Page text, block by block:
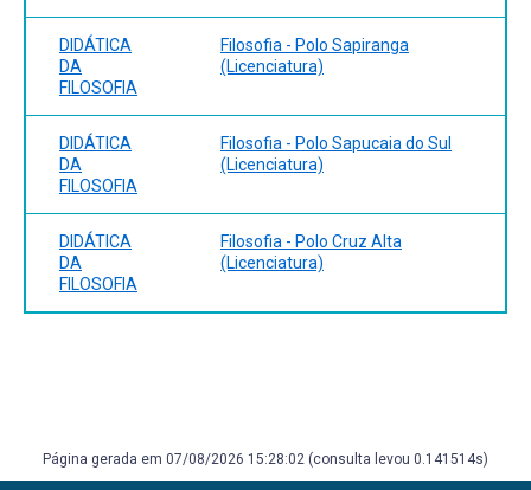
DIDÁTICA
DA
FILOSOFIA
Filosofia - Polo Sapiranga
(Licenciatura)
DIDÁTICA
DA
FILOSOFIA
Filosofia - Polo Sapucaia do Sul
(Licenciatura)
DIDÁTICA
DA
FILOSOFIA
Filosofia - Polo Cruz Alta
(Licenciatura)
Página gerada em 07/08/2026 15:28:02 (consulta levou 0.141514s)